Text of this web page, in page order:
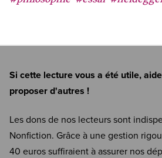
Si cette lecture vous a été utile,
proposer d'autres !
Les dons de nos lecteurs sont
Nonfiction. Grâce à une gestion
40 euros suffiraient à assurer nos